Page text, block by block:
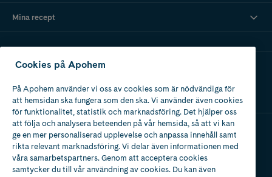
Mina recept
Ladda ner vår app
Apotek med tillstånd
av Läkemedelsverket
Cookies på Apohem
På Apohem använder vi oss av cookies som är nödvändiga för
att hemsidan ska fungera som den ska. Vi använder även cookies
för funktionalitet, statistik och marknadsföring. Det hjälper oss
att följa och analysera beteenden på vår hemsida, så att vi kan
ge en mer personaliserad upplevelse och anpassa innehåll samt
rikta relevant marknadsföring. Vi delar även informationen med
våra samarbetspartners. Genom att acceptera cookies
samtycker du till vår användning av cookies. Du kan även